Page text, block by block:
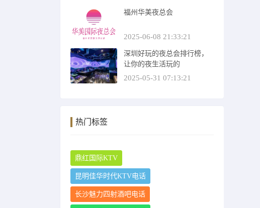
福州华美夜总会
2025-06-08 21:33:21
深圳好玩的夜总会排行榜，
让你的夜生活玩的
2025-05-31 07:13:21
热门标签
鼎红国际KTV
昆明佳华时代KTV电话
长沙魅力四射酒吧电话